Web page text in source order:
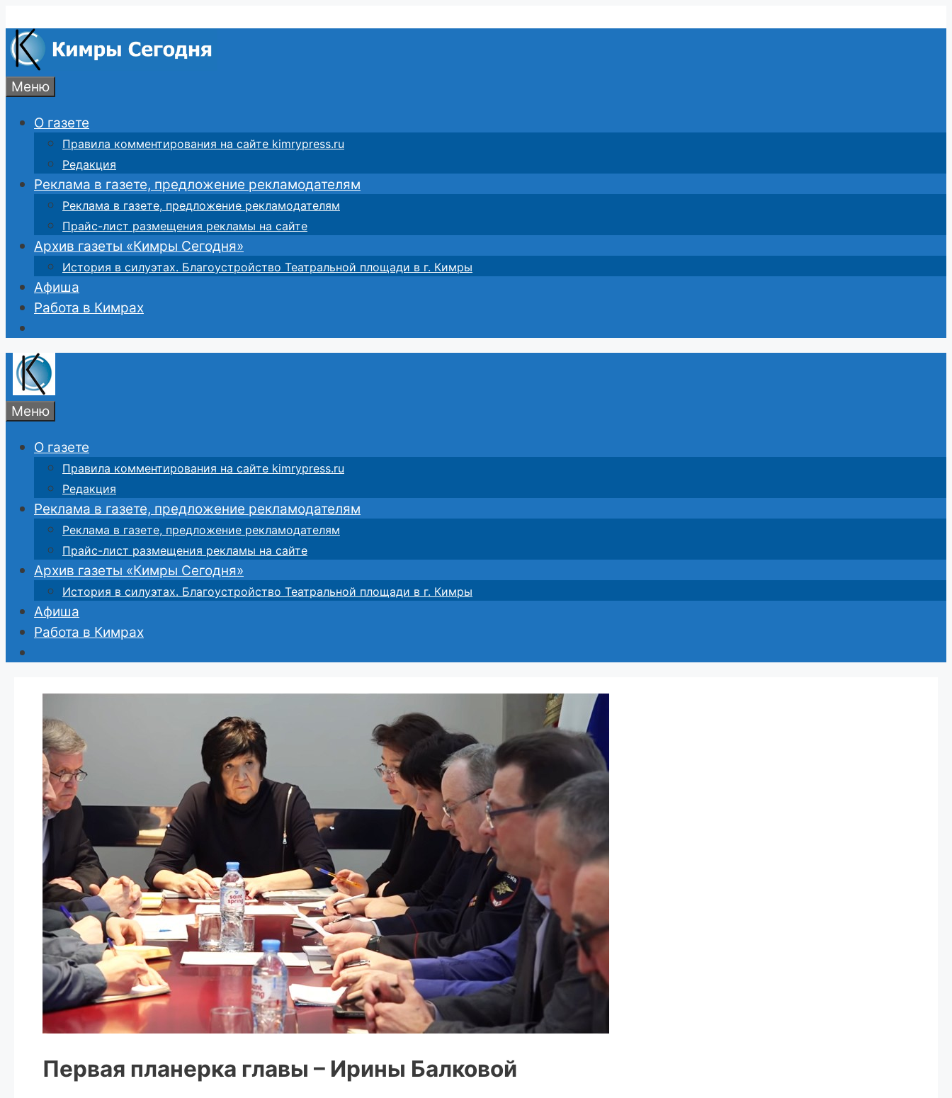
к
содержимому
Меню
О газете
Правила комментирования на сайте kimrypress.ru
Редакция
Реклама в газете, предложение рекламодателям
Реклама в газете, предложение рекламодателям
Прайс-лист размещения рекламы на сайте
Архив газеты «Кимры Сегодня»
История в силуэтах. Благоустройство Театральной площади в г. Кимры
Афиша
Работа в Кимрах
Меню
О газете
Правила комментирования на сайте kimrypress.ru
Редакция
Реклама в газете, предложение рекламодателям
Реклама в газете, предложение рекламодателям
Прайс-лист размещения рекламы на сайте
Архив газеты «Кимры Сегодня»
История в силуэтах. Благоустройство Театральной площади в г. Кимры
Афиша
Работа в Кимрах
Первая планерка главы – Ирины Балковой